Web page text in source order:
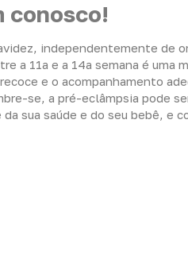
conosco!
independentemente de
a 11a e a 14a semana é uma
e o acompanhamento
se, a pré-eclâmpsia pode
sua saúde e do seu bebê, e